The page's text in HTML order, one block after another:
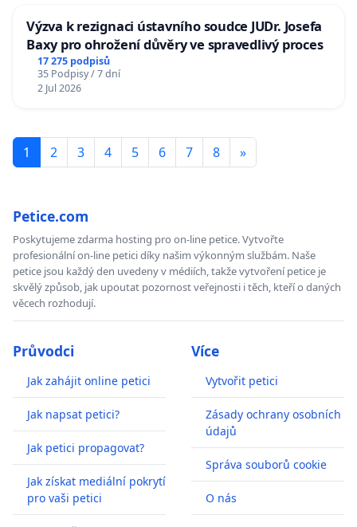
Výzva k rezignaci ústavního soudce JUDr. Josefa
Baxy pro ohrožení důvěry ve spravedlivý proces
17 275 podpisů
35 Podpisy / 7 dní
2 Jul 2026
1 2 3 4 5 6 7 8 »
Petice.com
Poskytujeme zdarma hosting pro on-line petice. Vytvořte
profesionální on-line petici díky našim výkonným službám. Naše
petice jsou každý den uvedeny v médiích, takže vytvoření petice je
skvělý způsob, jak upoutat pozornost veřejnosti i těch, kteří o daných
věcech rozhodují.
Průvodci
Jak zahájit online petici
Jak napsat petici?
Jak petici propagovat?
Jak získat mediální pokrytí
pro vaši petici
Více
Vytvořit petici
Zásady ochrany osobních
údajů
Správa souborů cookie
O nás